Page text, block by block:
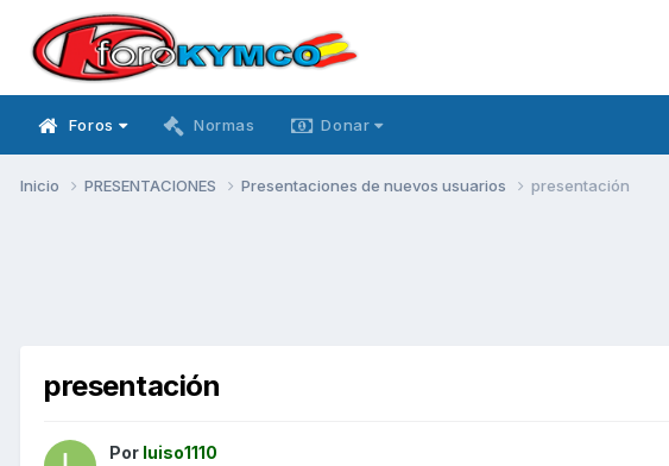
Foros Normas Donar
Inicio PRESENTACIONES Presentaciones de nuevos usuarios presentación
presentación
Por luiso1110